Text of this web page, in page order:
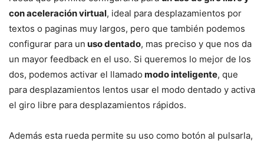
con aceleración virtual, ideal para desplazamientos por
textos o paginas muy largos, pero que también podemos
configurar para un uso dentado, mas preciso y que nos da
un mayor feedback en el uso. Si queremos lo mejor de los
dos, podemos activar el llamado modo inteligente, que
para desplazamientos lentos usar el modo dentado y activa
el giro libre para desplazamientos rápidos.
Además esta rueda permite su uso como botón al pulsarla,